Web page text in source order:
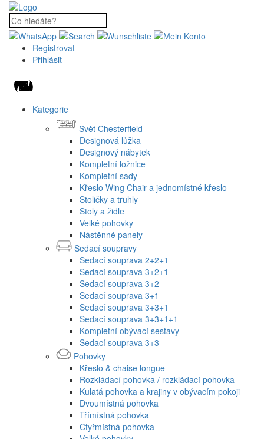
Registrovat
Přihlásit
Kategorie
Svět Chesterfield
Designová lůžka
Designový nábytek
Kompletní ložnice
Kompletní sady
Křeslo Wing Chair a jednomístné křeslo
Stoličky a truhly
Stoly a židle
Velké pohovky
Nástěnné panely
Sedací soupravy
Sedací souprava 2+2+1
Sedací souprava 3+2+1
Sedací souprava 3+2
Sedací souprava 3+1
Sedací souprava 3+3+1
Sedací souprava 3+3+1+1
Kompletní obývací sestavy
Sedací souprava 3+3
Pohovky
Křeslo & chaise longue
Rozkládací pohovka / rozkládací pohovka
Kulatá pohovka a krajiny v obývacím pokoji
Dvoumístná pohovka
Třímístná pohovka
Čtyřmístná pohovka